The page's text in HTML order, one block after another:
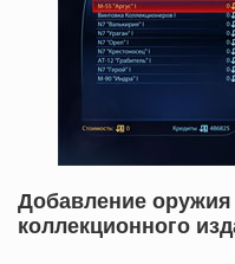
Добавление оружия
коллекционного